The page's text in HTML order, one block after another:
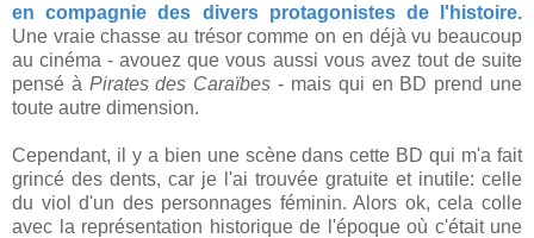
en compagnie des divers protagonistes de l'histoire.
Une vraie chasse au trésor comme on en déjà vu beaucoup
au cinéma - avouez que vous aussi vous avez tout de suite
pensé à Pirates des Caraïbes - mais qui en BD prend une
toute autre dimension.
Cependant, il y a bien une scène dans cette BD qui m'a fait
grincé des dents, car je l'ai trouvée gratuite et inutile: celle
du viol d'un des personnages féminin. Alors ok, cela colle
avec la représentation historique de l'époque où c'était une